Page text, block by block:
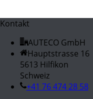
Kontakt
AUTECO GmbH
Hauptstrasse 16
5613 Hilfikon
Schweiz
+41 76 474 28 58